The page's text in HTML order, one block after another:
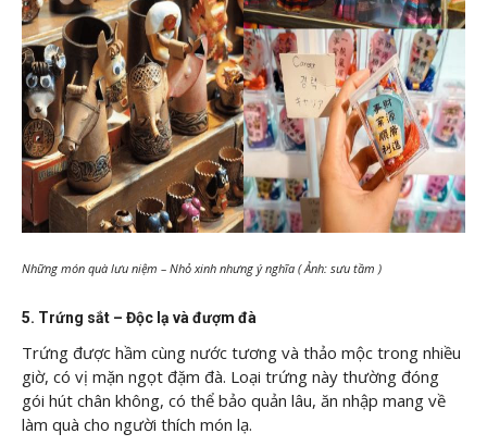
Những món quà lưu niệm – Nhỏ xinh nhưng ý nghĩa ( Ảnh: sưu tầm )
5. Trứng sắt – Độc lạ và đượm đà
Trứng được hầm cùng nước tương và thảo mộc trong nhiều
giờ, có vị mặn ngọt đặm đà. Loại trứng này thường đóng
gói hút chân không, có thể bảo quản lâu, ăn nhập mang về
làm quà cho người thích món lạ.